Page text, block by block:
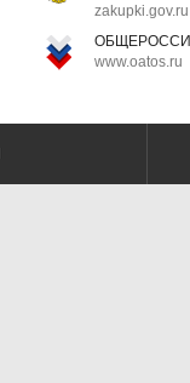
zakupki.gov.ru
www.oatos.ru